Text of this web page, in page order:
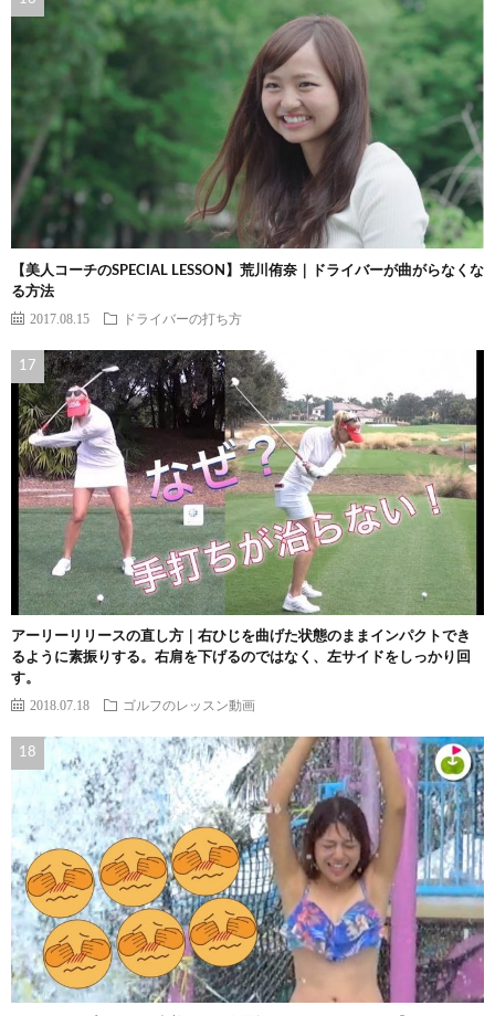
【美人コーチのSPECIAL LESSON】荒川侑奈｜ドライバーが曲がらなくな
る方法
2017.08.15 ドライバーの打ち方
アーリーリリースの直し方｜右ひじを曲げた状態のままインパクトでき
るように素振りする。右肩を下げるのではなく、左サイドをしっかり回
す。
2018.07.18 ゴルフのレッスン動画